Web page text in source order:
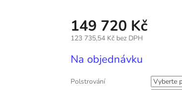
149 720 Kč
123 735,54 Kč bez DPH
cena:
Na objednávku
Polstrování